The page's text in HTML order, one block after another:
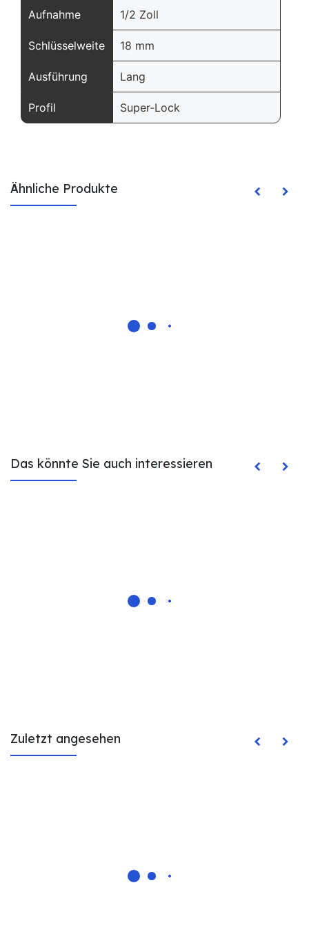
Aufnahme 1/2 Zoll
Schlüsselweite 18 mm
Ausführung Lang
Profil Super-Lock
Ähnliche Produkte
Das könnte Sie auch interessieren
Zuletzt angesehen